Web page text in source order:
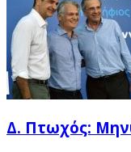
Δ. Πτωχός: